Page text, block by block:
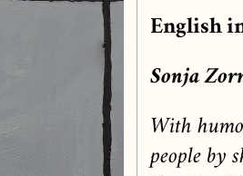
English
Sonja
With
people by